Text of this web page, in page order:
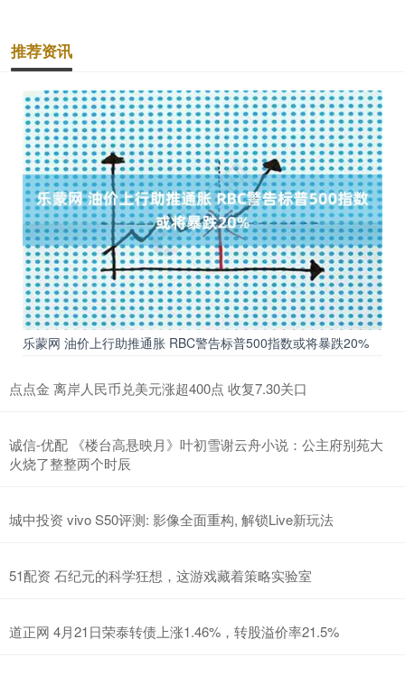
推荐资讯
乐蒙网 油价上行助推通胀 RBC警告标普500指数或将暴跌20%
点点金 离岸人民币兑美元涨超400点 收复7.30关口
诚信-优配 《楼台高悬映月》叶初雪谢云舟小说：公主府别苑大
火烧了整整两个时辰
城中投资 vivo S50评测: 影像全面重构, 解锁Live新玩法
51配资 石纪元的科学狂想，这游戏藏着策略实验室
道正网 4月21日荣泰转债上涨1.46%，转股溢价率21.5%